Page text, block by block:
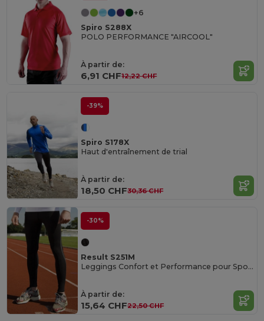
+6
Spiro S288X
POLO PERFORMANCE "AIRCOOL"
À partir de:
6,91 CHF12,22 CHF
-39%
Spiro S178X
Haut d'entraînement de trial
À partir de:
18,50 CHF30,36 CHF
-30%
Result S251M
Leggings Confort et Performance pour Sport
À partir de:
15,64 CHF22,50 CHF